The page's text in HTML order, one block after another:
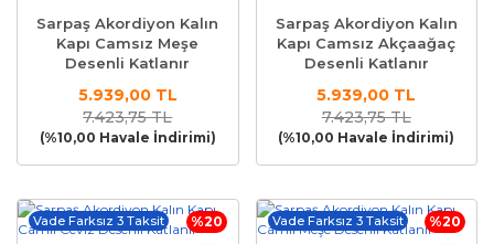
Sarpaş Akordiyon Kalın
Kapı Camsız Meşe
Desenli Katlanır
Kilitli
5.939,00 TL
7.423,75 TL
(%10,00 Havale İndirimi)
Sarpaş Akordiyon Kalın
Kapı Camsız Akçaağaç
Desenli Katlanır
Kilitli
5.939,00 TL
7.423,75 TL
(%10,00 Havale İndirimi)
%20
Vade Farksız 3 Taksit
%20
Vade Farksız 3 Taksit